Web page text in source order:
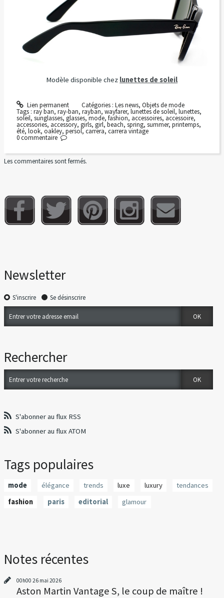
Modèle disponible chez lunettes de soleil
Lien permanent Catégories : Les news, Objets de mode
Tags : ray ban, ray-ban, rayban, wayfarer, lunettes de soleil, lunettes,
soleil, sunglasses,glasses,mode, fashion, accessoires, accessoire,
accessories, accessory, girls, girl,beach, spring, summer, printemps,
été, look, oakley, persol, carrera, carrera vintage
0 commentaire
Les commentaires sont fermés.
Newsletter
S'inscrire Se désinscrire
Rechercher
S'abonner au flux RSS
S'abonner au flux ATOM
Tags populaires
mode élégance trends luxe luxury
tendances
fashion
paris editorial glamour
Notes récentes
00h00 26 mai 2026
Aston Martin Vantage S, le coup de maître !